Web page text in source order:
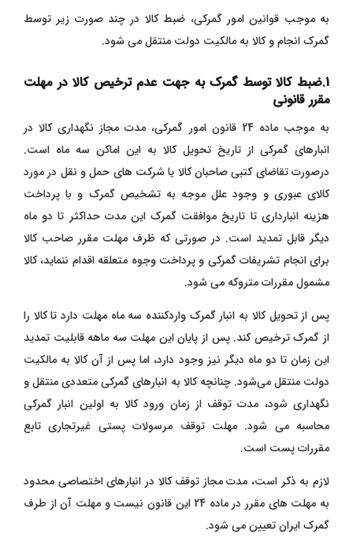
به موجب قوانین امور گمرکی، ضبط کالا در چند صورت زیر توسط
گمرک انجام و کالا به مالکیت دولت منتقل می شود.
1.ضبط کالا توسط گمرک به جهت عدم ترخیص کالا در مهلت
مقرر قانونی
به موجب ماده 24 قانون امور گمرکی، مدت مجاز نگهداری کالا در
انبارهای گمرکی از تاریخ تحویل کالا به این اماکن سه ماه است.
درصورت تقاضای کتبی صاحبان کالا یا شرکت های حمل و نقل در مورد
کالای عبوری و وجود علل موجه به تشخیص گمرک و با پرداخت
هزینه انبارداری تا تاریخ موافقت گمرک این مدت حداکثر تا دو ماه
دیگر قابل تمدید است. در صورتی که ظرف مهلت مقرر صاحب کالا
برای انجام تشریفات گمرکی و پرداخت وجوه متعلقه اقدام ننماید، کالا
مشمول مقررات متروکه می شود.
پس از تحویل کالا به انبار گمرک واردکننده سه ماه مهلت دارد تا کالا را
از گمرک ترخیص کند. پس از پایان این مهلت سه ماهه قابلیت تمدید
این زمان تا دو ماه دیگر نیز وجود دارد، اما پس از آن کالا به مالکیت
دولت منتقل می‌شود. چنانچه کالا به انبارهای گمرکی متعددی منتقل و
نگهداری شود، مدت توقف از زمان ورود کالا به اولین انبار گمرکی
محاسبه می شود. مهلت توقف مرسولات پستی غیرتجاری تابع
مقررات پست است.
لازم به ذکر است، مدت مجاز توقف کالا در انبارهای اختصاصی محدود
به مهلت های مقرر در ماده 24 این قانون نیست و مهلت آن از طرف
گمرک ایران تعیین می شود.